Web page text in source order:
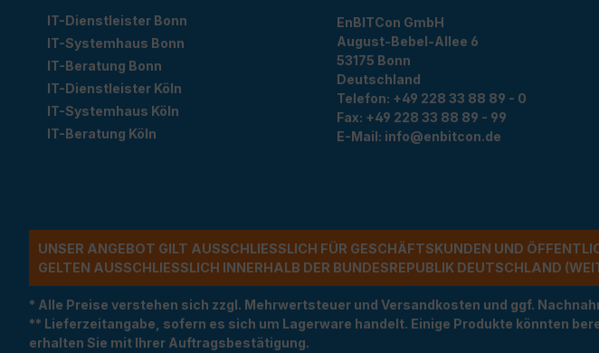
IT-Dienstleister Bonn
IT-Systemhaus Bonn
IT-Beratung Bonn
IT-Dienstleister Köln
IT-Systemhaus Köln
IT-Beratung Köln
EnBITCon GmbH
August-Bebel-Allee 6
53175 Bonn
Deutschland
Telefon: +49 228 33 88 89 - 0
Fax: +49 228 33 88 89 - 99
E-Mail: info@enbitcon.de
UNSER ANGEBOT GILT AUSSCHLIESSLICH FÜR GESCHÄFTSKUNDEN UND
ELTEN AUSSCHLIESSLICH INNERHALB DER BUNDESREPUBLIK DEUTSCHLAND
* Alle Preise verstehen sich zzgl. Mehrwertsteuer und Versandkosten und ggf.
** Lieferzeitangabe, sofern es sich um Lagerware handelt. Einige Produkte könnten
erhalten Sie mit Ihrer Auftragsbestätigung.